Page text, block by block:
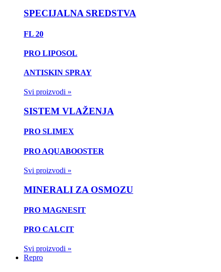
SPECIJALNA SREDSTVA
FL 20
PRO LIPOSOL
ANTISKIN SPRAY
Svi proizvodi »
SISTEM VLAŽENJA
PRO SLIMEX
PRO AQUABOOSTER
Svi proizvodi »
MINERALI ZA OSMOZU
PRO MAGNESIT
PRO CALCIT
Svi proizvodi »
Repro